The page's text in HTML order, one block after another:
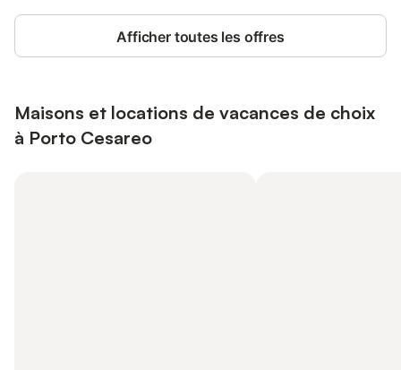
Afficher toutes les offres
Maisons et locations de vacances de choix
à Porto Cesareo